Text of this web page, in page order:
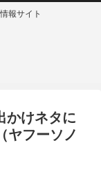
報サイト
かけネタに
フーソノ